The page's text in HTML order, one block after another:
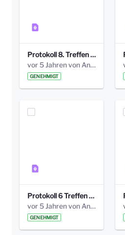
Protokoll 8. Treffen 20150330 AG Bismarckplatz.pdf
vor 5 Jahren von Anni Schlumberger
GENEHMIGT
Protokoll 6 Treffen 20150205 AG Bismarckplatz.pdf
vor 5 Jahren von Anni Schlumberger
GENEHMIGT